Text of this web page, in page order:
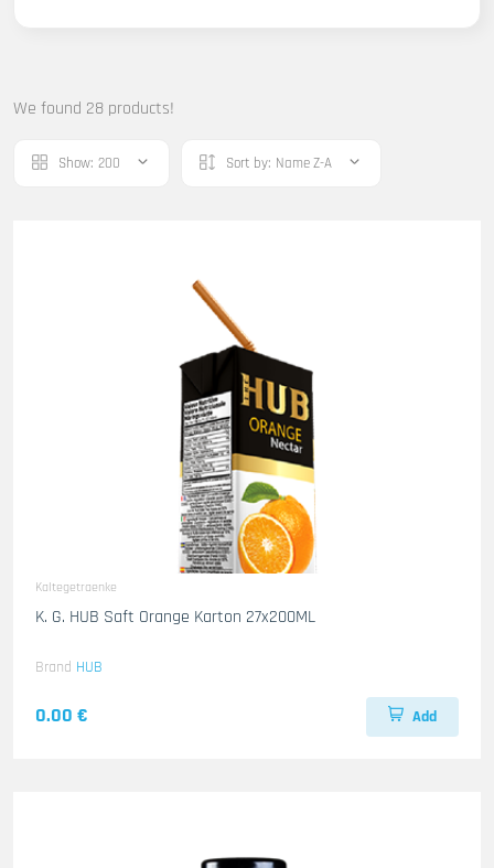
We found 28 products!
Show: 200 Sort by: Name Z-A
Kaltegetraenke
K. G. HUB Saft Orange Karton 27x200ML
Brand HUB
0.00 € Add